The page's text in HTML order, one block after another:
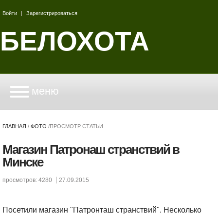
Войти | Зарегистрироваться
БЕЛОХОТА
меню
ГЛАВНАЯ / ФОТО /ПРОСМОТР СТАТЬИ
Магазин Патронаш странствий в
Минске
просмотров: 4280 27.09.2015
Посетили магазин "Патронташ странствий". Несколько